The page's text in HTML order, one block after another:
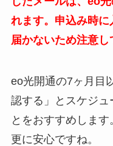
れます。 申込み時に
届かないため注意し
eo光開通の7ヶ月目
認する」とスケジュ
とをおすすめしま
更に安心ですね。